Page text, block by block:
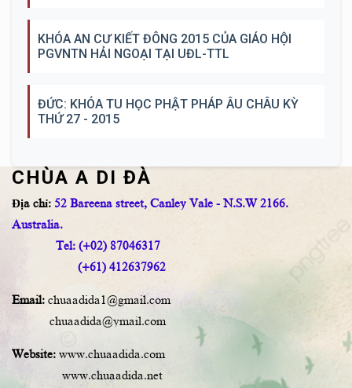
KHÓA AN CƯ KIẾT ĐÔNG 2015 CỦA GIÁO HỘI
PGVNTN HẢI NGOẠI TẠI UĐL-TTL
ĐỨC: KHÓA TU HỌC PHẬT PHÁP ÂU CHÂU KỲ
THỨ 27 - 2015
CHÙA A DI ĐÀ
Địa chỉ: 52 Bareena street, Canley Vale - N.S.W 2166.
Australia.
Tel: (+02) 87046317
(+61) 412637962
Email: chuaadida1@gmail.com
chuaadida@ymail.com
Website: www.chuaadida.com
www.chuaadida.net